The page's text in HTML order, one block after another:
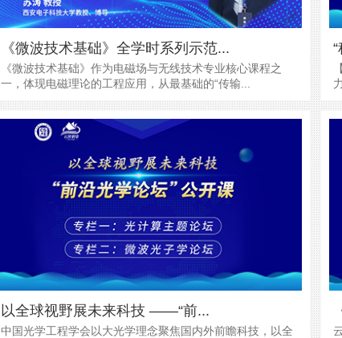
《微波技术基础》全学时系列示范...
《微波技术基础》作为电磁场与无线技术专业核心课程之
一，体现电磁理论的工程应用，从最基础的“传输...
以全球视野展未来科技 ——“前...
中国光学工程学会以大光学理念聚焦国内外前瞻科技，以全